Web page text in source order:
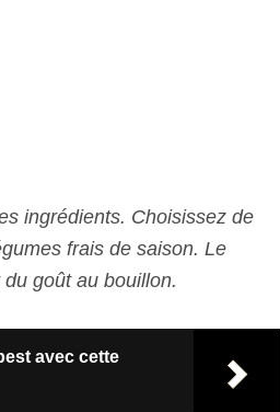
ingrédients. Choisissez de
frais de saison. Le
goût au bouillon.
avec cette